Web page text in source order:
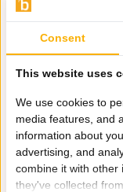
Ontvang de
je niet spammen,
Consent
This website uses
We use cookies to
media features, and
information about
advertising, and
combine it with
they've collected